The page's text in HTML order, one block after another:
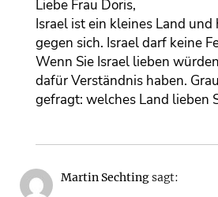
Liebe Frau Doris,
Israel ist ein kleines Land
gegen sich. Israel darf keine
Wenn Sie Israel lieben
dafür Verständnis haben.
gefragt: welches Land lieben
Martin Sechtingsagt: